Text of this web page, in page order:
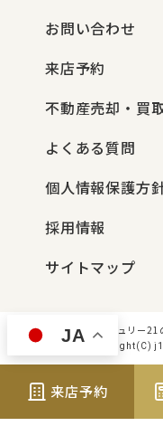
お問い合わせ
来店予約
不動産売却・買
よくある質問
個人情報保護方
採用情報
サイトマップ
センチュリー
Copyright(C)
来店予約
JA